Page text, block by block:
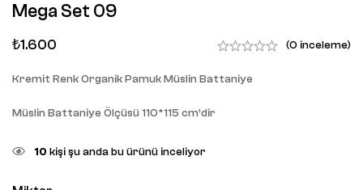
Mega Set 09
₺1.600 (0 inceleme)
Kremit Renk Organik Pamuk Müslin Battaniye
Müslin Battaniye Ölçüsü 110*115 cm’dir
10 kişi şu anda bu ürünü inceliyor